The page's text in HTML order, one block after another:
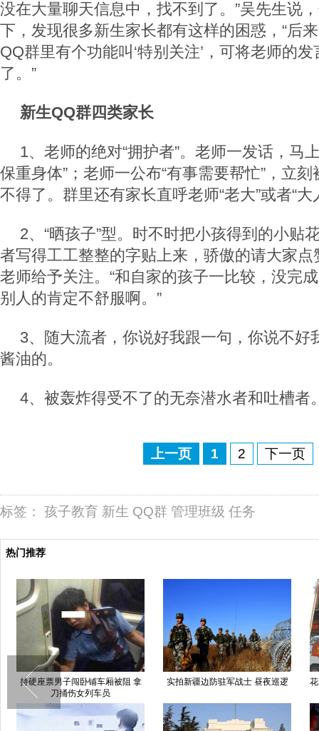
没在大量聊天信息中，找不到了。”吴先生说
下，发现很多新生家长都有这样的困惑，“后
QQ群里有个功能叫‘特别关注’，可将老师的
了。”
新生QQ群四类家长
1、老师的绝对“拥护者”。老师一发话，马
保重身体”；老师一公布“有事需要帮忙”，立
不得了。群里还有家长直呼老师“老大”或者“大
2、“晒孩子”型。时不时把小孩得到的小贴
者写得工工整整的字贴上来，骄傲的请大家
老师给予关注。“和自家的孩子一比较，没完
别人的肯定不舒服啊。”
3、随大流者，你说好我跟一句，你说不好
酱油的。
4、被轰炸得受不了的无奈潜水者和吐槽者
上一页 1 2 下一页
标签： 孩子教育 新生 QQ群 管理班级 任务
热门推荐
持硬座票男子闯卧铺车厢被阻 拿
刀捅伤女列车员
实拍新疆边防驻军战士 昼夜巡逻